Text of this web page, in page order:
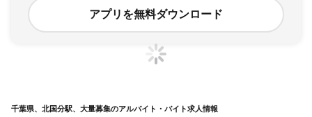
アプリを無料ダウンロード
千葉県、北国分駅、大量募集のアルバイト・バイト求人情報